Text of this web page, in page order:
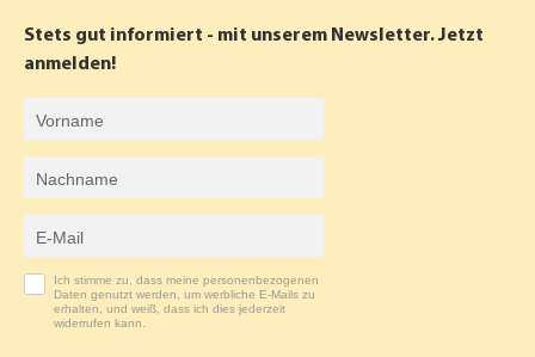
O
O
A
R
Stets gut informiert - mit unserem Newsletter. Jetzt
anmelden!
Ich stimme zu, dass meine personenbezogenen
Daten genutzt werden, um werbliche E-Mails zu
erhalten, und weiß, dass ich dies jederzeit
widerrufen kann.